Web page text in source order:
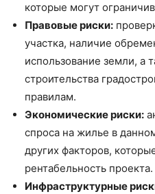
которые могут
Правовые риски:
участка, наличие
использование земли, а
строительства
правилам.
Экономические риски:
спроса на жилье в
других факторов,
рентабельность проекта.
Инфраструктурные